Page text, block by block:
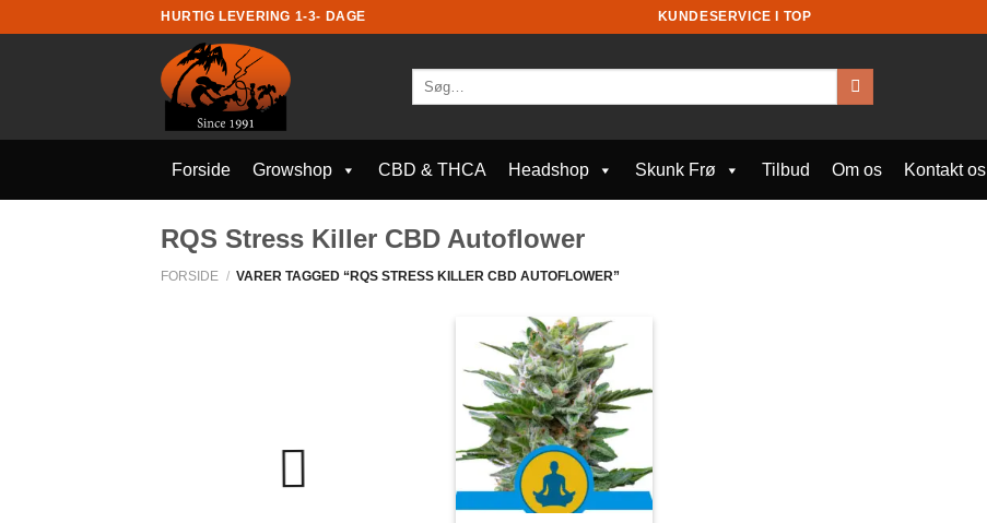
til
HURTIG LEVERING 1-3- DAGE KUNDESERVICE I TOP
Søg
efter:
Forside Growshop CBD & THCA Headshop Skunk Frø Tilbud Om os Kontakt os
RQS Stress Killer CBD Autoflower
FORSIDE / VARER TAGGED “RQS STRESS KILLER CBD AUTOFLOWER”